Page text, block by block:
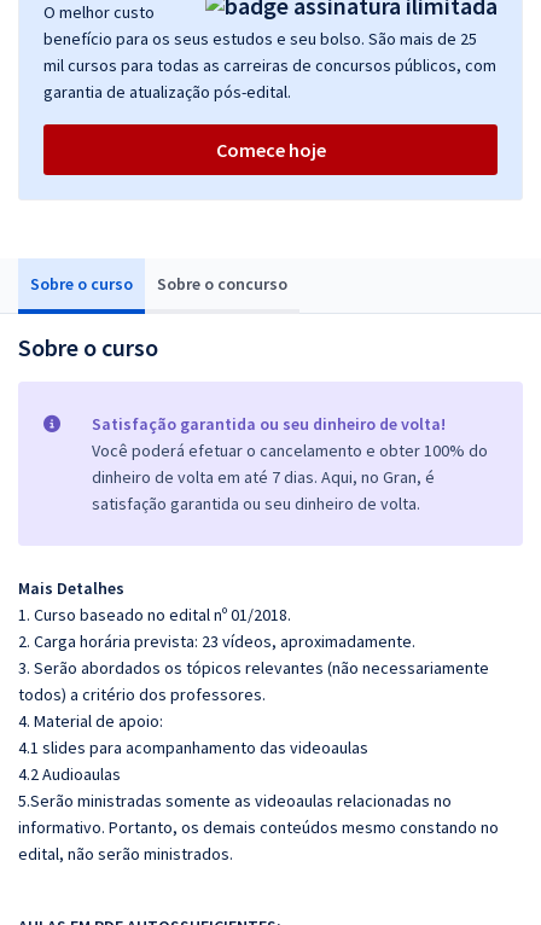
Sobre o curso Sobre o concurso
Sobre o curso
Satisfação garantida ou seu dinheiro de volta!
Você poderá efetuar o cancelamento e obter 100% do
dinheiro de volta em até 7 dias. Aqui, no Gran, é
satisfação garantida ou seu dinheiro de volta.
Mais Detalhes
1. Curso baseado no edital nº 01/2018.
2. Carga horária prevista: 23 vídeos, aproximadamente.
3. Serão abordados os tópicos relevantes (não necessariamente
todos) a critério dos professores.
4. Material de apoio:
4.1 slides para acompanhamento das videoaulas
4.2 Audioaulas
5.Serão ministradas somente as videoaulas relacionadas no
informativo. Portanto, os demais conteúdos mesmo constando no
edital, não serão ministrados.
O melhor custo
benefício para os seus estudos e seu bolso. São mais de 25
mil cursos para todas as carreiras de concursos públicos, com
garantia de atualização pós-edital.
Comece hoje